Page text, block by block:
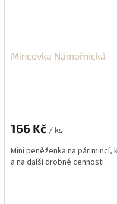
Mincovka Námořnická
166 Kč / ks
Mini peněženka na pár
a na další drobné cennosti.